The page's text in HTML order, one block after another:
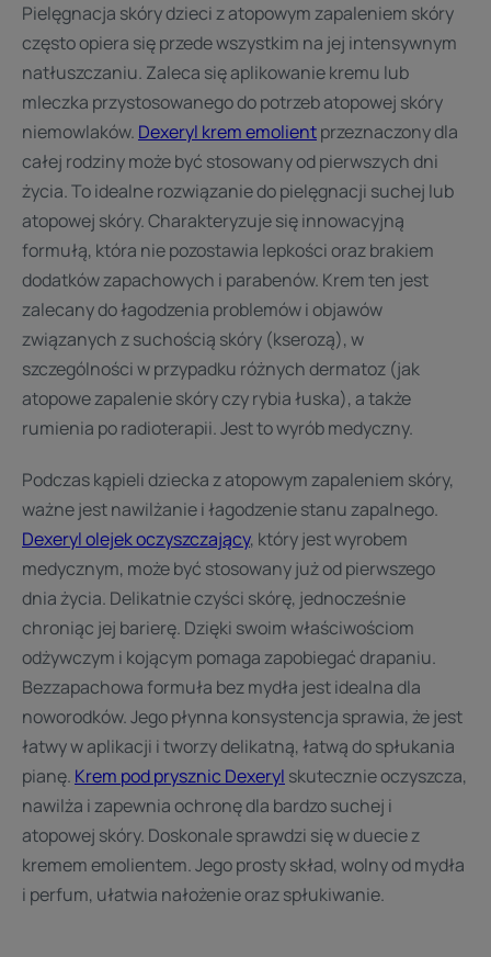
Pielęgnacja skóry dzieci z atopowym zapaleniem skóry
często opiera się przede wszystkim na jej intensywnym
natłuszczaniu. Zaleca się aplikowanie kremu lub
mleczka przystosowanego do potrzeb atopowej skóry
niemowlaków. Dexeryl krem emolientprzeznaczony dla
całej rodziny może być stosowany od pierwszych dni
życia. To idealne rozwiązanie do pielęgnacji suchej lub
atopowej skóry. Charakteryzuje się innowacyjną
formułą, która nie pozostawia lepkości oraz brakiem
dodatków zapachowych i parabenów. Krem ten jest
zalecany do łagodzenia problemów i objawów
związanych z suchością skóry (kserozą), w
szczególności w przypadku różnych dermatoz (jak
atopowe zapalenie skóry czy rybia łuska), a także
rumienia po radioterapii. Jest to wyrób medyczny.
Podczas kąpieli dziecka z atopowym zapaleniem skóry,
ważne jest nawilżanie i łagodzenie stanu zapalnego.
Dexeryl olejek oczyszczający, który jest wyrobem
medycznym, może być stosowany już od pierwszego
dnia życia. Delikatnie czyści skórę, jednocześnie
chroniąc jej barierę. Dzięki swoim właściwościom
odżywczym i kojącym pomaga zapobiegać drapaniu.
Bezzapachowa formuła bez mydła jest idealna dla
noworodków. Jego płynna konsystencja sprawia, że jest
łatwy w aplikacji i tworzy delikatną, łatwą do spłukania
pianę. Krem pod prysznic Dexeryl skutecznie oczyszcza,
nawilża i zapewnia ochronę dla bardzo suchej i
atopowej skóry. Doskonale sprawdzi się w duecie z
kremem emolientem. Jego prosty skład, wolny od mydła
i perfum, ułatwia nałożenie oraz spłukiwanie.